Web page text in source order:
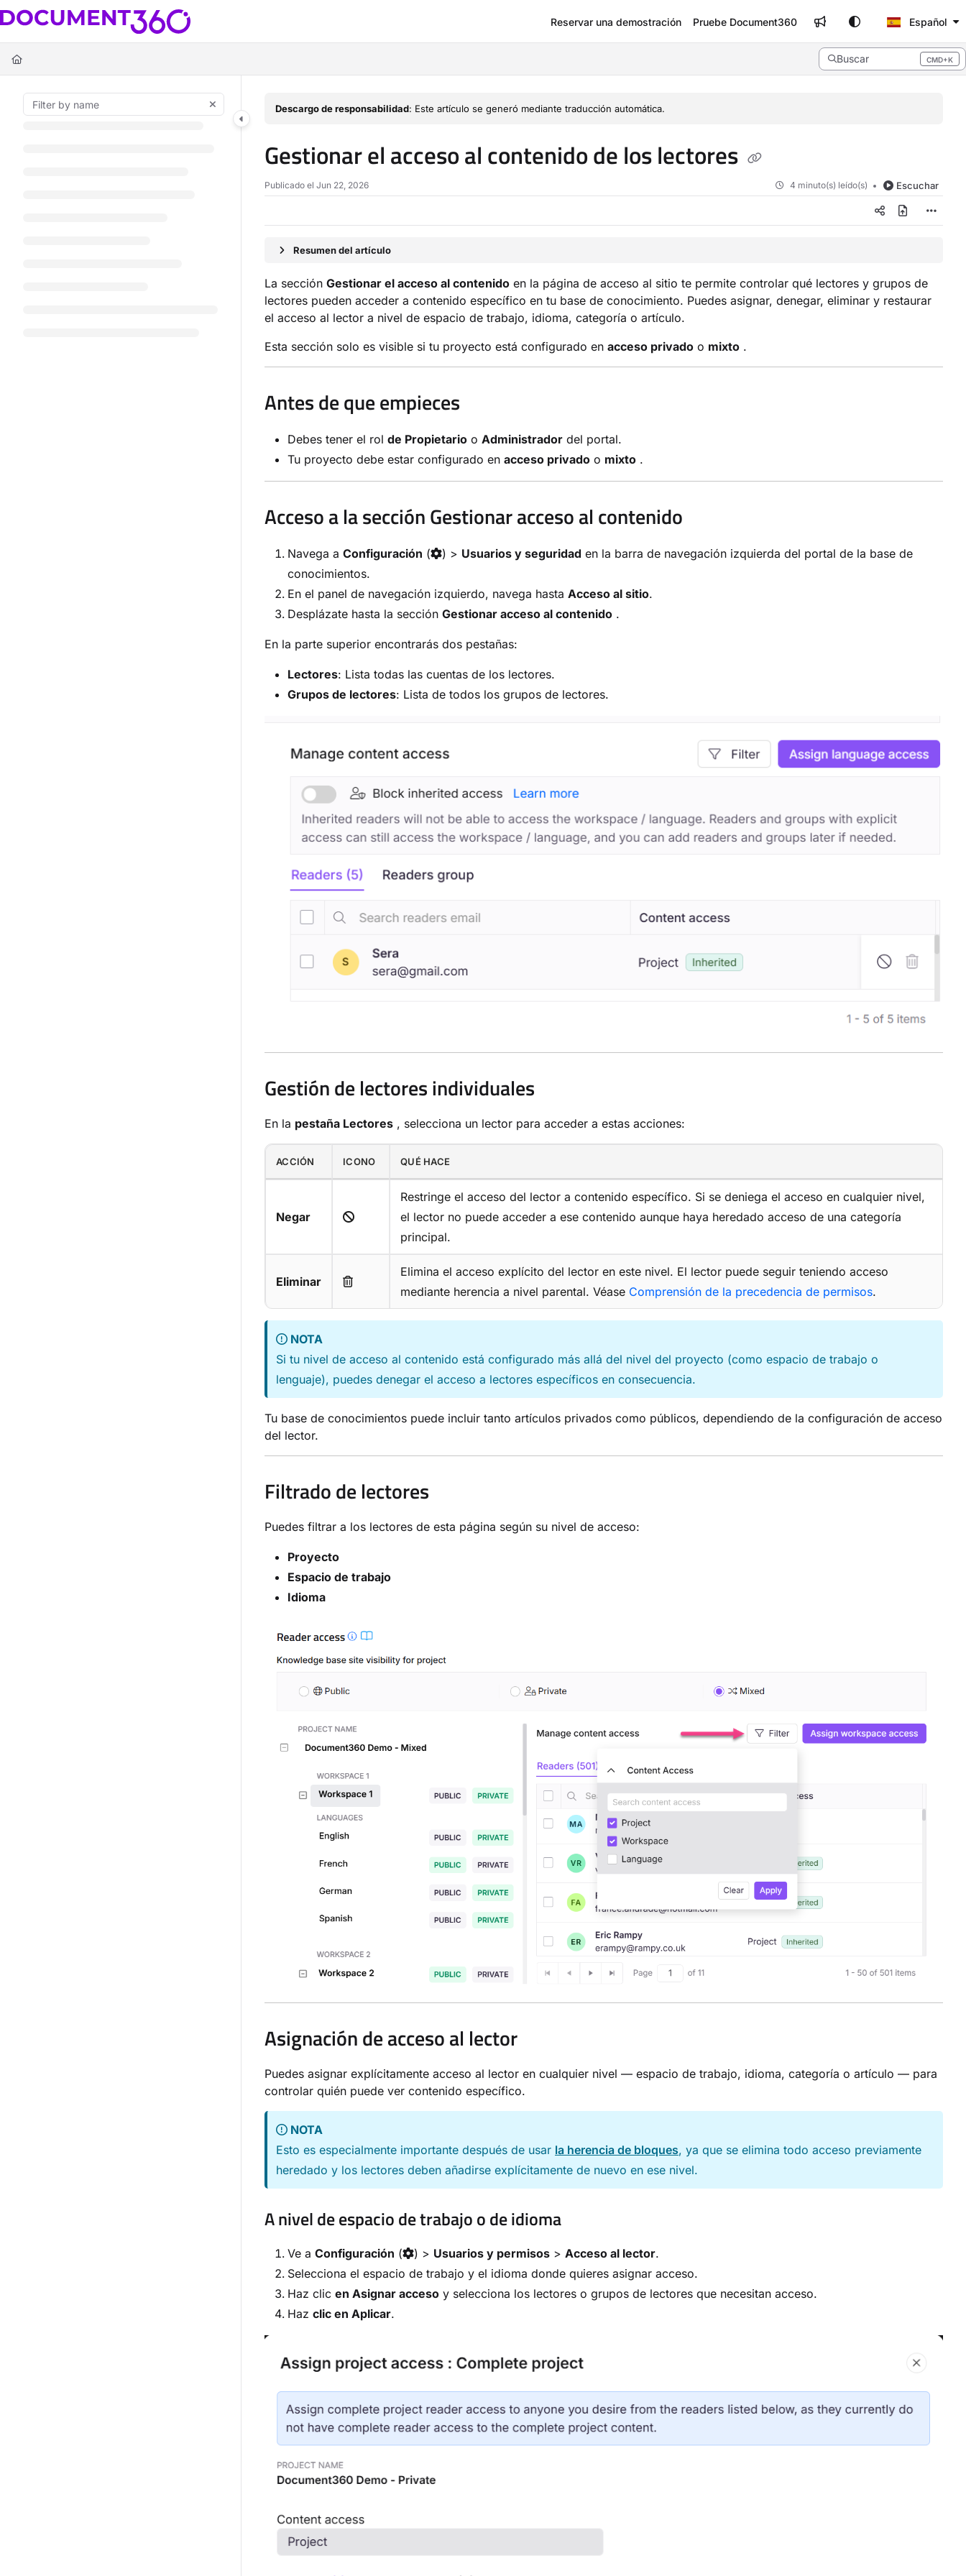
Documentation Index
Fetch the complete documentation index at:
Use this file to discover all available pages before exploring further.
Reservar una demostración Pruebe Document360 Español
Buscar CMD+K
Press CMD+K to open search
Descargo de responsabilidad: Este artículo se generó mediante traducción automática.
Gestionar el acceso al contenido de los lectores
Publicado el Jun 22, 2026 4 minuto(s) leído(s) Escuchar
Resumen del artículo
La sección Gestionar el acceso al contenido en la página de acceso al sitio te permite controlar qué lectores y grupos de
lectores pueden acceder a contenido específico en tu base de conocimiento. Puedes asignar, denegar, eliminar y restaurar
el acceso al lector a nivel de espacio de trabajo, idioma, categoría o artículo.
Esta sección solo es visible si tu proyecto está configurado en acceso privado o mixto .
Antes de que empieces
Debes tener el rol de Propietario o Administrador del portal.
Tu proyecto debe estar configurado en acceso privado o mixto .
Acceso a la sección Gestionar acceso al contenido
Navega a Configuración ( ) > Usuarios y seguridad en la barra de navegación izquierda del portal de la base de
conocimientos.
En el panel de navegación izquierdo, navega hasta Acceso al sitio.
Desplázate hasta la sección Gestionar acceso al contenido .
En la parte superior encontrarás dos pestañas:
Lectores: Lista todas las cuentas de los lectores.
Grupos de lectores: Lista de todos los grupos de lectores.
Gestión de lectores individuales
En la pestaña Lectores , selecciona un lector para acceder a estas acciones:
ACCIÓN ICONO QUÉ HACE
Negar
Restringe el acceso del lector a contenido específico. Si se deniega el acceso en cualquier nivel,
el lector no puede acceder a ese contenido aunque haya heredado acceso de una categoría
principal.
Eliminar
Elimina el acceso explícito del lector en este nivel. El lector puede seguir teniendo acceso
mediante herencia a nivel parental. Véase Comprensión de la precedencia de permisos.
NOTA
Si tu nivel de acceso al contenido está configurado más allá del nivel del proyecto (como espacio de trabajo o
lenguaje), puedes denegar el acceso a lectores específicos en consecuencia.
Tu base de conocimientos puede incluir tanto artículos privados como públicos, dependiendo de la configuración de acceso
del lector.
Filtrado de lectores
Puedes filtrar a los lectores de esta página según su nivel de acceso:
Proyecto
Espacio de trabajo
Idioma
Asignación de acceso al lector
Puedes asignar explícitamente acceso al lector en cualquier nivel — espacio de trabajo, idioma, categoría o artículo — para
controlar quién puede ver contenido específico.
NOTA
Esto es especialmente importante después de usar la herencia de bloques, ya que se elimina todo acceso previamente
heredado y los lectores deben añadirse explícitamente de nuevo en ese nivel.
A nivel de espacio de trabajo o de idioma
Ve a Configuración ( ) > Usuarios y permisos > Acceso al lector.
Selecciona el espacio de trabajo y el idioma donde quieres asignar acceso.
Haz clic en Asignar acceso y selecciona los lectores o grupos de lectores que necesitan acceso.
Haz clic en Aplicar.